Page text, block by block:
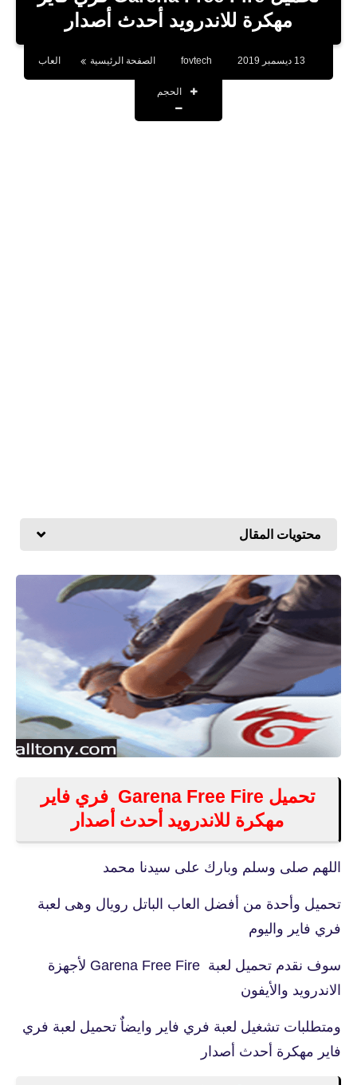
بلوجر
مهكرة للاندرويد أحدث أصدار
fovtech الصفحة الرئيسية العاب
الحجم
محتويات المقال
تحميل Garena Free Fire فري فاير
مهكرة للاندرويد أحدث أصدار
اللهم صلى وسلم وبارك على سيدنا محمد
تحميل وأحدة من أفضل العاب الباتل رويال وهى لعبة
فري فاير واليوم
سوف نقدم تحميل لعبة Garena Free Fire لأجهزة
الاندرويد والأيفون
ومتطلبات تشغيل لعبة فري فاير وايضاٌ تحميل لعبة فري
فاير مهكرة أحدث أصدار